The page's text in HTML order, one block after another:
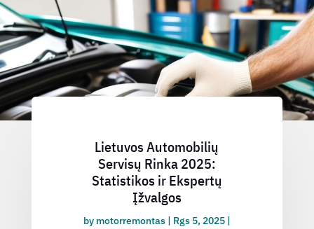
Lietuvos Automobilių
Servisų Rinka 2025:
Statistikos ir Ekspertų
Įžvalgos
by motorremontas| Rgs 5, 2025|